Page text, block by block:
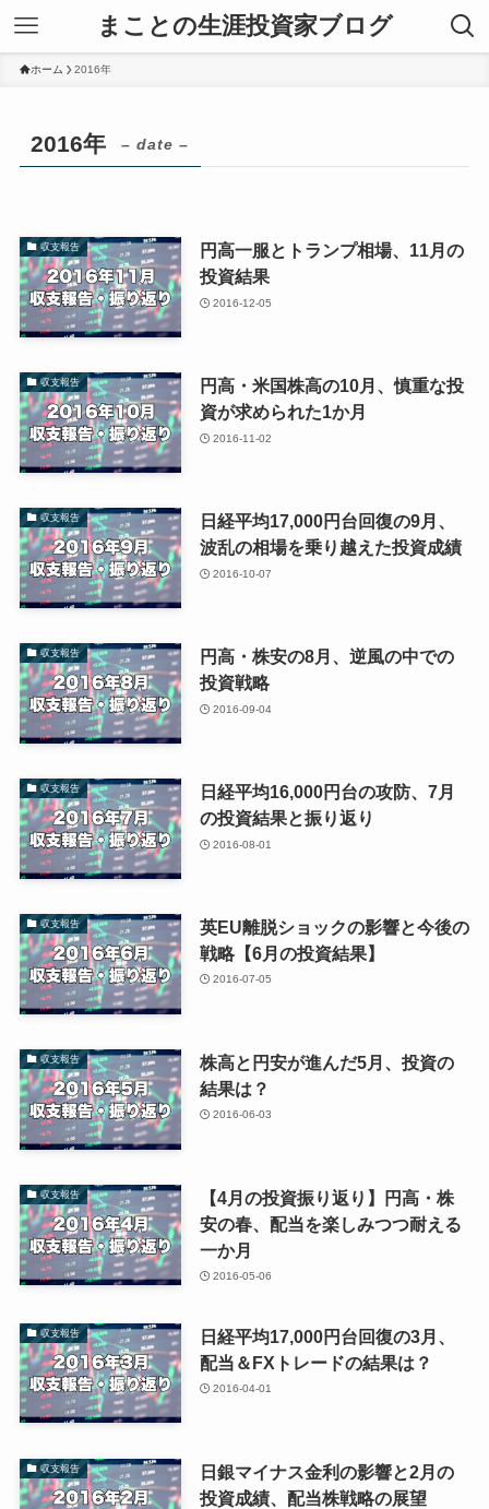
まことの生涯投資家ブログ
ホーム 2016年
2016年 – date –
収支報告
円高一服とトランプ相場、11月の
投資結果
2016-12-05
収支報告
円高・米国株高の10月、慎重な投
資が求められた1か月
2016-11-02
収支報告
日経平均17,000円台回復の9月、
波乱の相場を乗り越えた投資成績
2016-10-07
収支報告
円高・株安の8月、逆風の中での
投資戦略
2016-09-04
収支報告
日経平均16,000円台の攻防、7月
の投資結果と振り返り
2016-08-01
収支報告
英EU離脱ショックの影響と今後の
戦略【6月の投資結果】
2016-07-05
収支報告
株高と円安が進んだ5月、投資の
結果は？
2016-06-03
収支報告
【4月の投資振り返り】円高・株
安の春、配当を楽しみつつ耐える
一か月
2016-05-06
収支報告
日経平均17,000円台回復の3月、
配当＆FXトレードの結果は？
2016-04-01
収支報告
日銀マイナス金利の影響と2月の
投資成績、配当株戦略の展望